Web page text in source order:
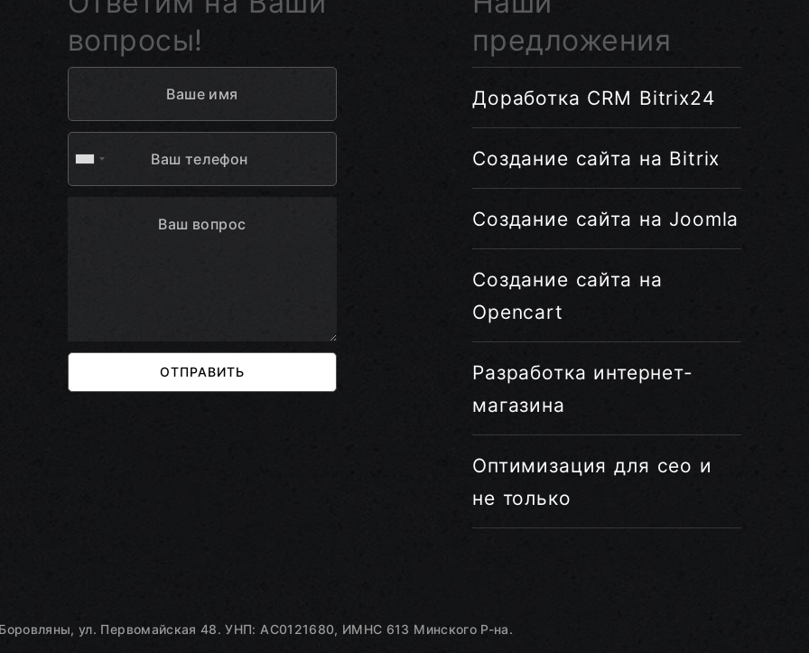
вопросы!
ОТПРАВИТЬ
предложения
Доработка CRM Bitrix24
Создание сайта на Bitrix
Создание сайта на Joomla
Создание сайта на
Opencart
Разработка интернет-
магазина
Оптимизация для сео и
не только
ул. Первомайская 48. УНП: AC0121680, ИМНС 613 Минского Р-на.